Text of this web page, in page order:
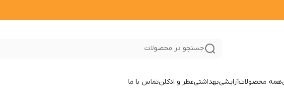
جستجو در محصولات
همه محصولاتآرایشیبهداشتیعطر و ادکلنتماس با ما